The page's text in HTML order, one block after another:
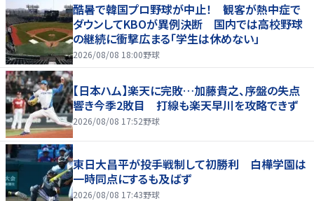
酷暑で韓国プロ野球が中止！ 観客が熱中症で
ダウンしてKBOが異例決断 国内では高校野球
の継続に衝撃広まる「学生は休めない」
2026/08/08 18:00野球
【日本ハム】楽天に完敗…加藤貴之、序盤の失点
響き今季2敗目 打線も楽天早川を攻略できず
2026/08/08 17:52野球
東日大昌平が投手戦制して初勝利 白樺学園は
一時同点にするも及ばず
2026/08/08 17:43野球